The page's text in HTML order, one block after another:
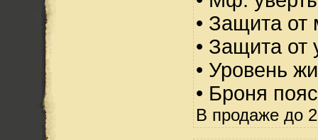
• Защита от
• Защита от
• Уровень
• Броня
В продаже до